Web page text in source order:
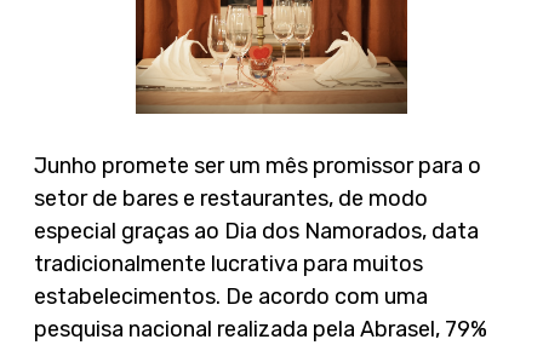
Junho promete ser um mês promissor para o
setor de bares e restaurantes, de modo
especial graças ao Dia dos Namorados, data
tradicionalmente lucrativa para muitos
estabelecimentos. De acordo com uma
pesquisa nacional realizada pela Abrasel, 79%